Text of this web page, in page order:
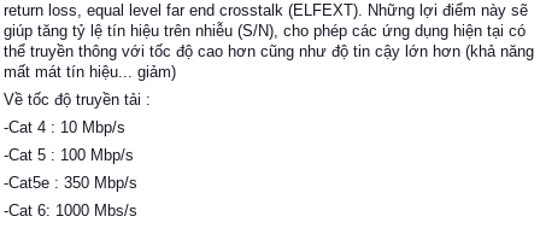
return loss, equal level far end crosstalk (ELFEXT). Những lợi điểm này sẽ
giúp tăng tỷ lệ tín hiệu trên nhiễu (S/N), cho phép các ứng dụng hiện tại có
thể truyền thông với tốc độ cao hơn cũng như độ tin cậy lớn hơn (khả năng
mất mát tín hiệu... giảm)
Về tốc độ truyền tải :
-Cat 4 : 10 Mbp/s
-Cat 5 : 100 Mbp/s
-Cat5e : 350 Mbp/s
-Cat 6: 1000 Mbs/s